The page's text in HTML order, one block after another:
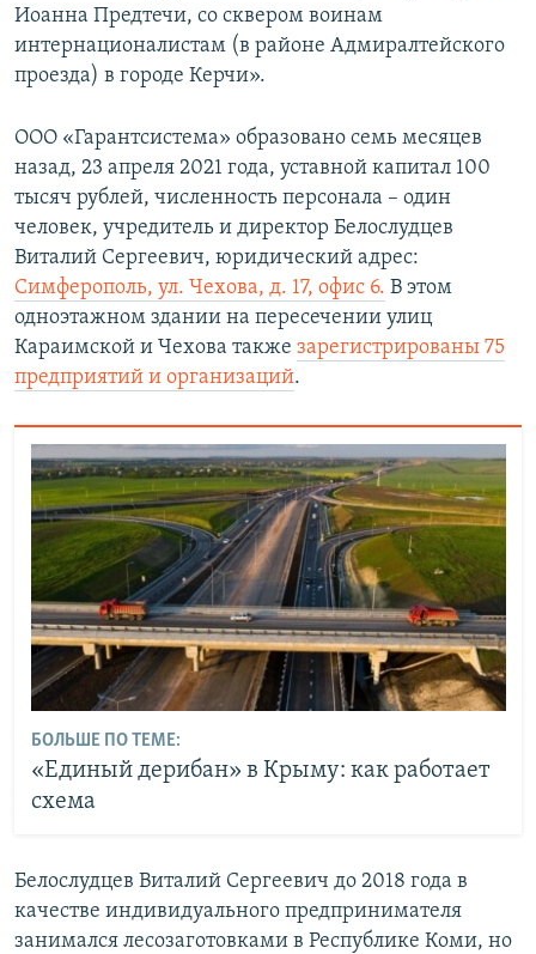
Иоанна Предтечи, со сквером воинам
интернационалистам (в районе Адмиралтейского
проезда) в городе Керчи».
ООО «Гарантсистема» образовано семь месяцев
назад, 23 апреля 2021 года, уставной капитал 100
тысяч рублей, численность персонала – один
человек, учредитель и директор Белослудцев
Виталий Сергеевич, юридический адрес:
Симферополь, ул. Чехова, д. 17, офис 6. В этом
одноэтажном здании на пересечении улиц
Караимской и Чехова также зарегистрированы 75
предприятий и организаций.
БОЛЬШЕ ПО ТЕМЕ:
«Единый дерибан» в Крыму: как работает
схема
Белослудцев Виталий Сергеевич до 2018 года в
качестве индивидуального предпринимателя
занимался лесозаготовками в Республике Коми, но